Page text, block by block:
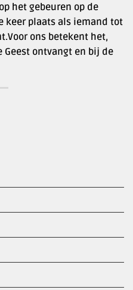
het gebeuren op de
keer plaats als iemand tot
ons betekent het,
ontvangt en bij de